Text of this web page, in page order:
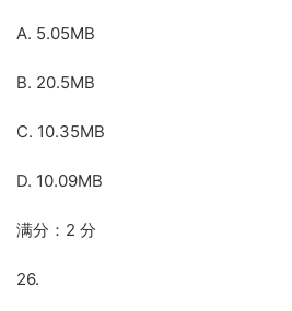
A. 5.05MB
B. 20.5MB
C. 10.35MB
D. 10.09MB
满分：2 分
26.